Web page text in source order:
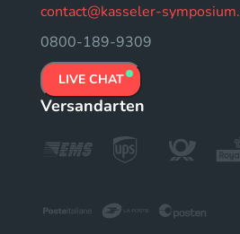
contact@kasseler-
0800-189-9309
LIVE CHAT
Versandarten